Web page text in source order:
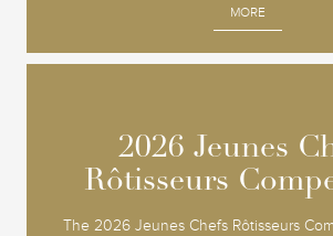
MORE
2026 Jeunes
Rôtisseurs
The 2026 Jeunes Chefs Rôtisseurs
2026 Jeunes
Rôtisseurs